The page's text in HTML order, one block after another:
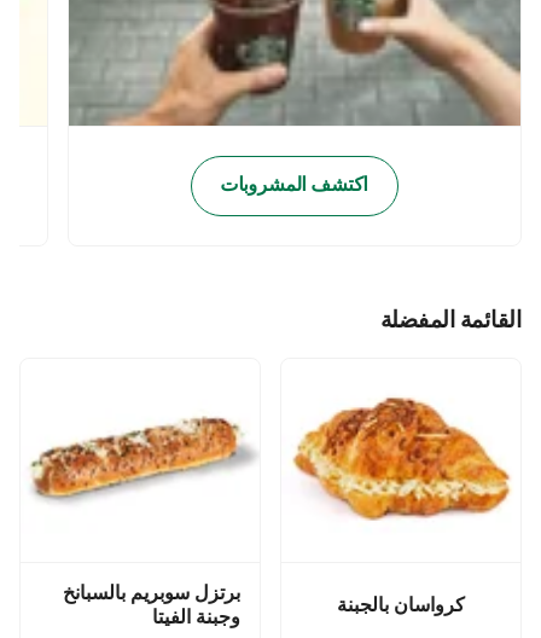
اكتشف المشروبات
القائمة المفضلة
كرواسان بالجبنة
برتزل سوبريم بالسبانخ
وجبنة الفيتا